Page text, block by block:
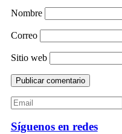
Nombre
Correo
Sitio web
Síguenos en redes